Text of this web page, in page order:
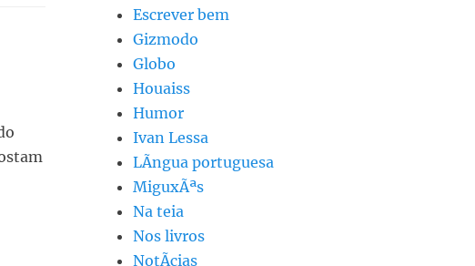
Escrever bem
Gizmodo
Globo
Houaiss
Humor
Ivan Lessa
LÃ­ngua portuguesa
MiguxÃªs
Na teia
Nos livros
NotÃ­cias